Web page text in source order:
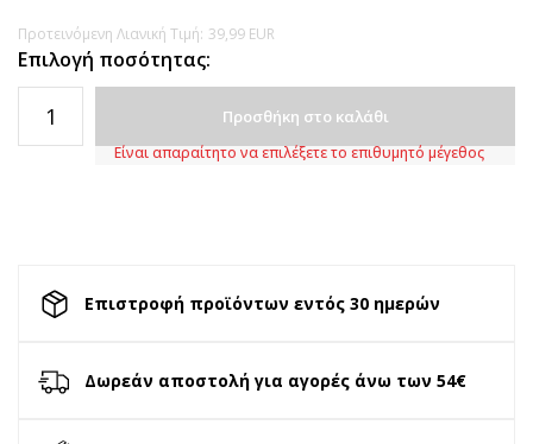
Προτεινόμενη Λιανική Τιμή: 39,99 EUR
Επιλογή ποσότητας:
Προσθήκη στο καλάθι
Είναι απαραίτητο να επιλέξετε το επιθυμητό μέγεθος
Επιστροφή προϊόντων εντός 30 ημερών
Δωρεάν αποστολή για αγορές άνω των 54€